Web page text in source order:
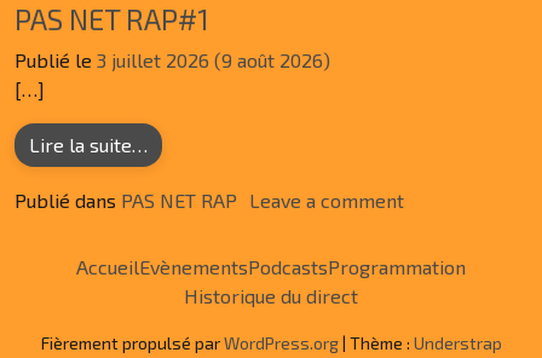
PAS NET RAP#1
Publié le 3 juillet 2026 (9 août 2026)
[…]
Lire la suite… from PAS NET RAP#1
Publié dans PAS NET RAP Leave a commenton PAS NET
AccueilEvènementsPodcastsProgrammation
Historique du direct
Fièrement propulsé parWordPress.org| Thème : Understrap